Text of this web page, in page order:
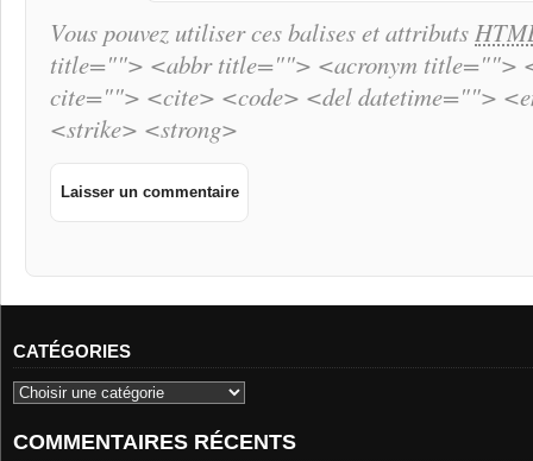
Vous pouvez utiliser ces balises et attributs
title=""> <abbr title=""> <acronym title="">
cite=""> <cite> <code> <del datetime="">
<strike> <strong>
CATÉGORIES
COMMENTAIRES RÉCENTS